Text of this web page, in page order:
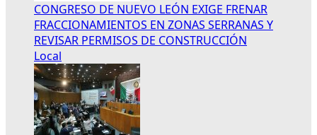
CONGRESO DE NUEVO LEÓN EXIGE FRENAR
FRACCIONAMIENTOS EN ZONAS SERRANAS Y
REVISAR PERMISOS DE CONSTRUCCIÓN
Local